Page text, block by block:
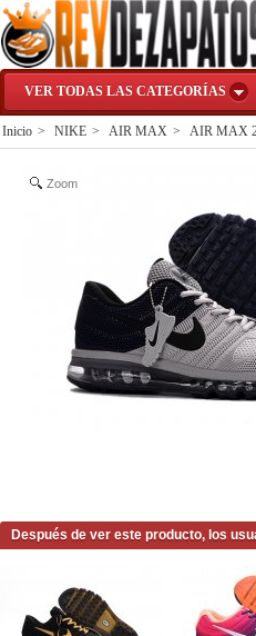
VER TODAS LAS CATEGORÍAS
Inicio > NIKE > AIR MAX > AIR MAX
Zoom
Después de ver este producto, los